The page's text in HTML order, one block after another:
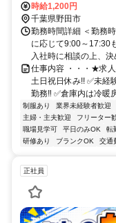
時給1,200円
千葉県野田市
勤務時間詳細 ＜勤務
に応じて9:00～17:30
入社時に相談の上、
仕事内容 ・・・★求
土日祝日休み!! ✅未経
勤務‼ ✅倉庫内は冷暖
制服あり 業界未経験者歓迎
主婦・主夫歓迎
フリーター
職場見学可
平日のみOK 転
研修あり
ブランクOK 交通
正社員